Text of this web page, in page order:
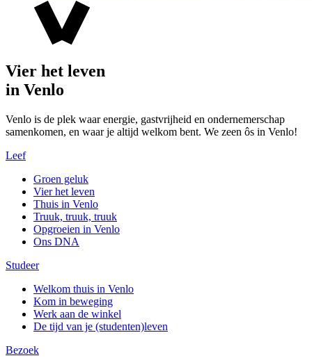
Vier het leven
in Venlo
Venlo is de plek waar energie, gastvrijheid en ondernemerschap
samenkomen, en waar je altijd welkom bent. We zeen ôs in Venlo!
Leef
Groen geluk
Vier het leven
Thuis in Venlo
Truuk, truuk, truuk
Opgroeien in Venlo
Ons DNA
Studeer
Welkom thuis in Venlo
Kom in beweging
Werk aan de winkel
De tijd van je (studenten)leven
Bezoek